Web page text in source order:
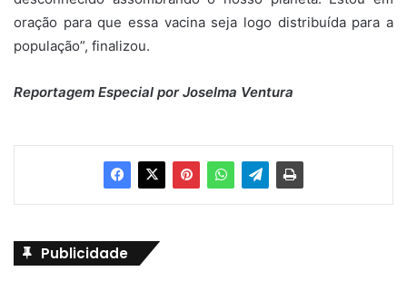
oração para que essa vacina seja logo distribuída para a
população”, finalizou.
Reportagem Especial por Joselma Ventura
Publicidade